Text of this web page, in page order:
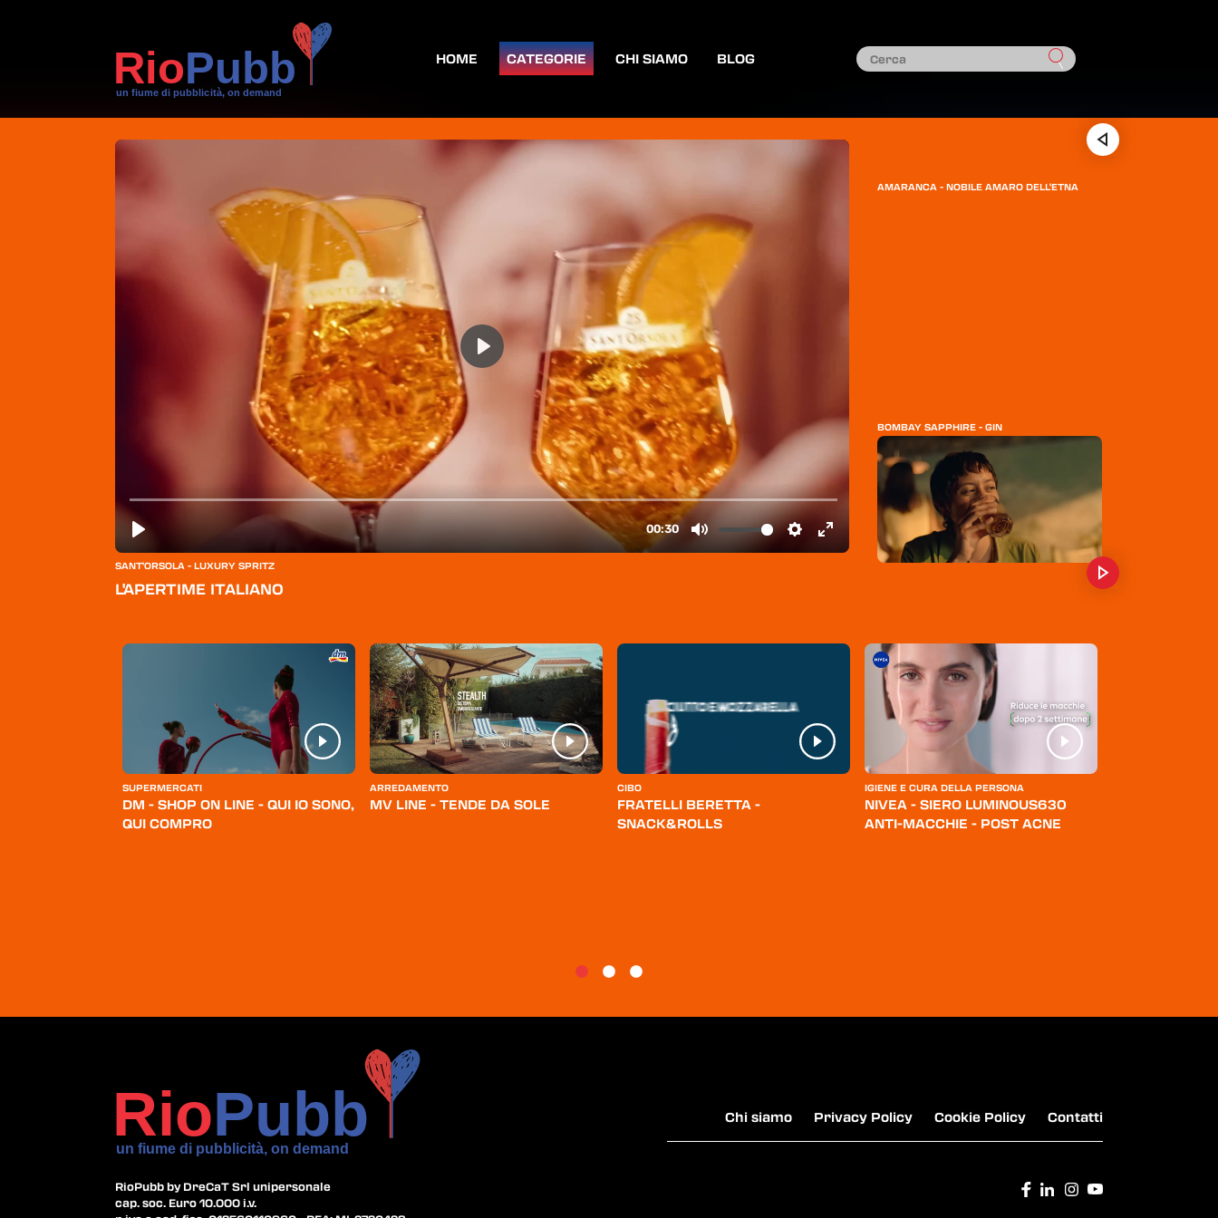
HOME CATEGORIE CHI SIAMO BLOG
SANT'ORSOLA - LUXURY SPRITZ
L'APERTIME ITALIANO
AMARANCA - NOBILE AMARO DELL'ETNA
BOMBAY SAPPHIRE - GIN
S. MARIA AL MONTE - SAMBUCA
SUPERMERCATI
DM - SHOP ON LINE - QUI IO SONO,
QUI COMPRO
ARREDAMENTO
MV LINE - TENDE DA SOLE
CIBO
FRATELLI BERETTA -
SNACK&ROLLS
IGIENE E CURA DELLA PERSONA
NIVEA - SIERO LUMINOUS630
ANTI-MACCHIE - POST ACNE
Chi siamo Privacy Policy Cookie Policy Contatti
RioPubb by DreCaT Srl unipersonale
cap. soc. Euro 10.000 i.v.